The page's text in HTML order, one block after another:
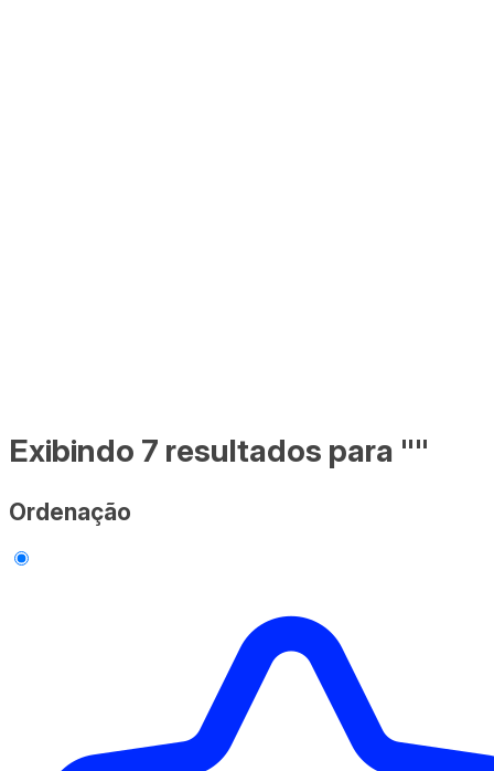
Exibindo 7 resultados para ""
Ordenação